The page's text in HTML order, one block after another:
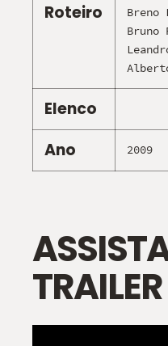
Roteiro
Breno
Bruno
Elenco
Ano
2009
TRAILER